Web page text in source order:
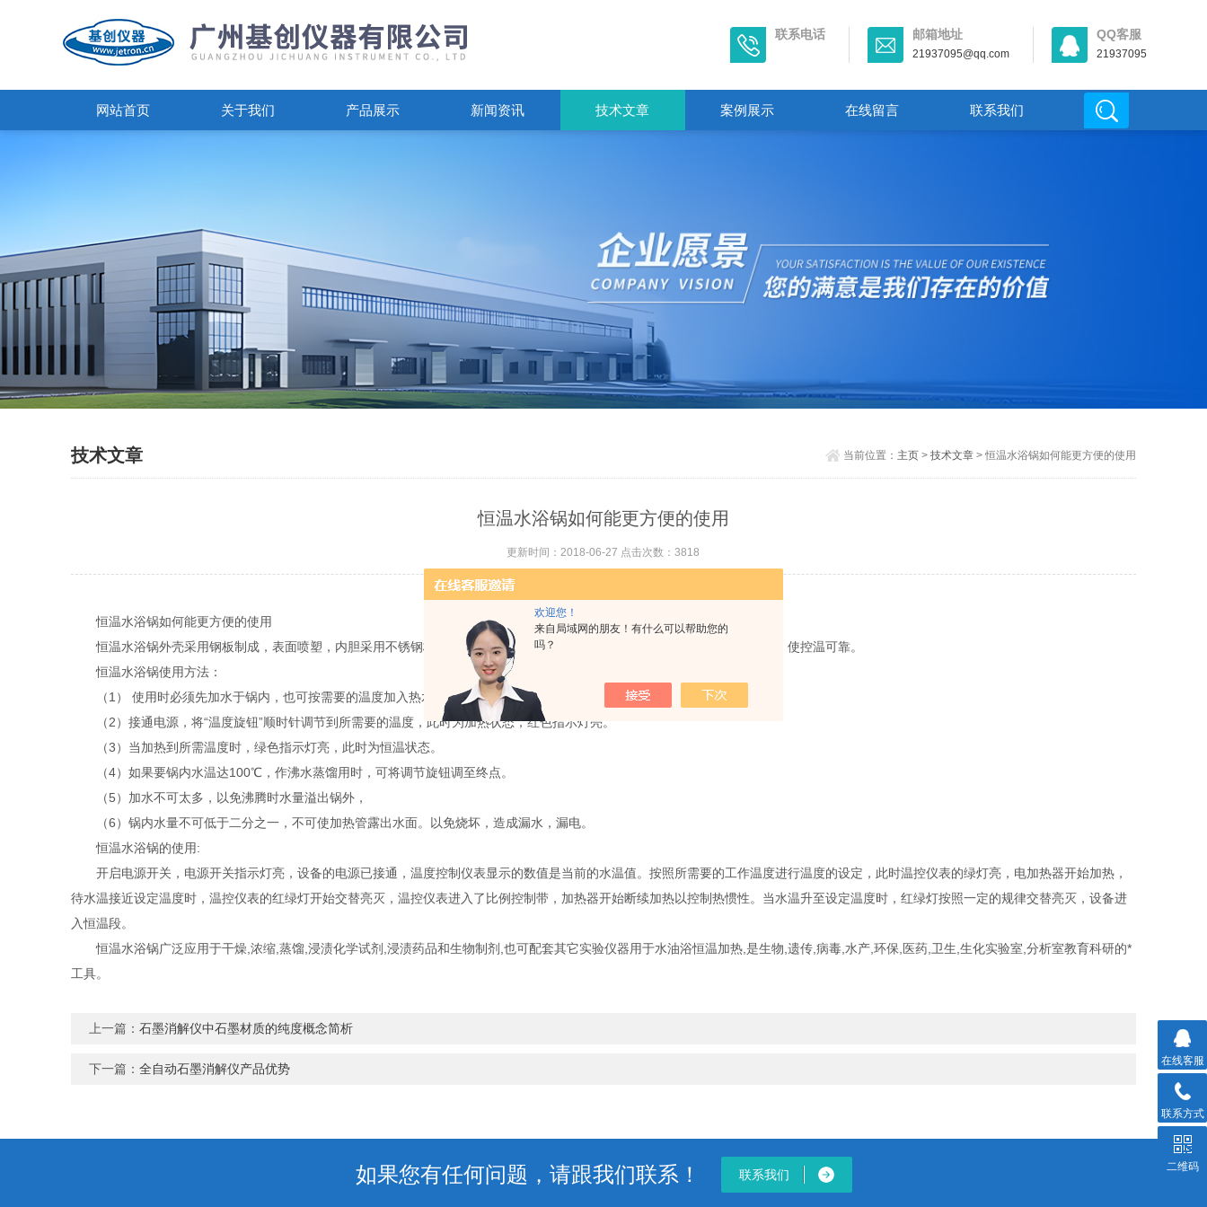
欢迎您！
来自局域网的朋友！有什么可以帮助您的
吗？
联系电话 邮箱地址
21937095@qq.com
QQ客服
21937095
网站首页 关于我们 产品展示 新闻资讯 技术文章 案例展示 在线留言 联系我们
技术文章 当前位置： 主页> 技术文章> 恒温水浴锅如何能更方便的使用
恒温水浴锅如何能更方便的使用
更新时间：2018-06-27 点击次数：3818
恒温水浴锅如何能更方便的使用
恒温水浴锅外壳采用钢板制成，表面喷塑，内胆采用不锈钢板，温控系统选用高精度传感器和集成元件，电路经过精心设计，使控温可靠。
恒温水浴锅使用方法：
（1） 使用时必须先加水于锅内，也可按需要的温度加入热水，以缩短加热时间。
（2）接通电源，将“温度旋钮”顺时针调节到所需要的温度，此时为加热状态，红色指示灯亮。
（3）当加热到所需温度时，绿色指示灯亮，此时为恒温状态。
（4）如果要锅内水温达100℃，作沸水蒸馏用时，可将调节旋钮调至终点。
（5）加水不可太多，以免沸腾时水量溢出锅外，
（6）锅内水量不可低于二分之一，不可使加热管露出水面。以免烧坏，造成漏水，漏电。
恒温水浴锅的使用:
开启电源开关，电源开关指示灯亮，设备的电源已接通，温度控制仪表显示的数值是当前的水温值。按照所需要的工作温度进行温度的设定，此时温控仪表的绿灯亮，电加热器开始加热，
待水温接近设定温度时，温控仪表的红绿灯开始交替亮灭，温控仪表进入了比例控制带，加热器开始断续加热以控制热惯性。当水温升至设定温度时，红绿灯按照一定的规律交替亮灭，设备进
入恒温段。
恒温水浴锅广泛应用于干燥,浓缩,蒸馏,浸渍化学试剂,浸渍药品和生物制剂,也可配套其它实验仪器用于水油浴恒温加热,是生物,遗传,病毒,水产,环保,医药,卫生,生化实验室,分析室教育科研的*
工具。
上一篇：石墨消解仪中石墨材质的纯度概念简析
下一篇：全自动石墨消解仪产品优势
如果您有任何问题，请跟我们联系！ 联系我们
在线客服
联系方式
二维码